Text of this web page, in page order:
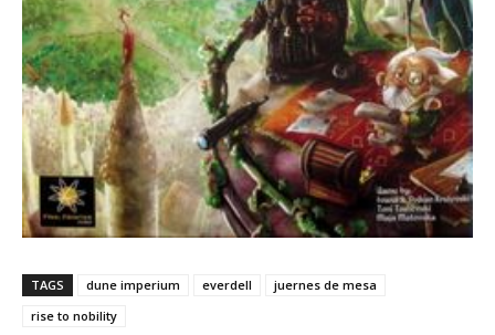
TAGS dune imperium everdell
juernes de mesa
rise to nobility